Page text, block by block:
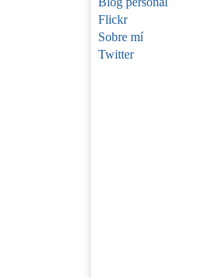
Flickr
Sobre mí
Twitter